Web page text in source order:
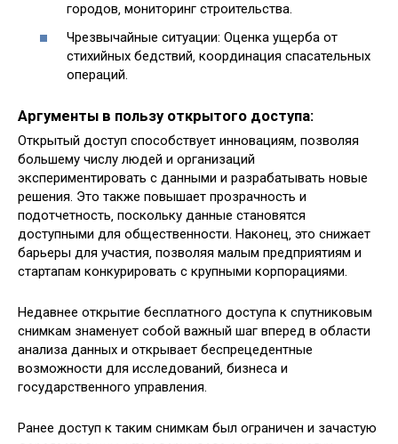
городов‚ мониторинг строительства.
Чрезвычайные ситуации: Оценка ущерба от
стихийных бедствий‚ координация спасательных
операций.
Аргументы в пользу открытого доступа:
Открытый доступ способствует инновациям‚ позволяя
большему числу людей и организаций
экспериментировать с данными и разрабатывать новые
решения. Это также повышает прозрачность и
подотчетность‚ поскольку данные становятся
доступными для общественности. Наконец‚ это снижает
барьеры для участия‚ позволяя малым предприятиям и
стартапам конкурировать с крупными корпорациями.
Недавнее открытие бесплатного доступа к спутниковым
снимкам знаменует собой важный шаг вперед в области
анализа данных и открывает беспрецедентные
возможности для исследований‚ бизнеса и
государственного управления.
Ранее доступ к таким снимкам был ограничен и зачастую